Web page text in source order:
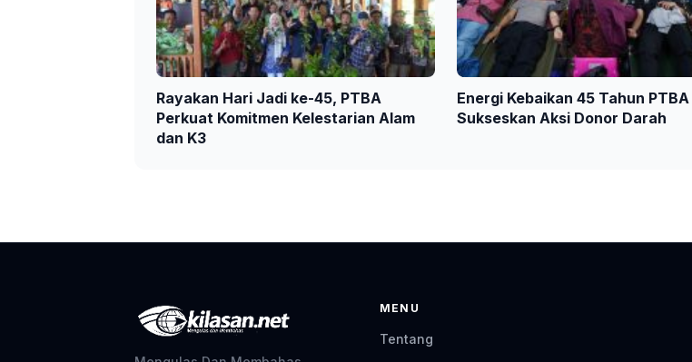
Rayakan Hari Jadi ke-45, PTBA
Perkuat Komitmen Kelestarian Alam
dan K3
Energi Kebaikan 45 Tahun PTBA
Sukseskan Aksi Donor Darah
MENU
Tentang